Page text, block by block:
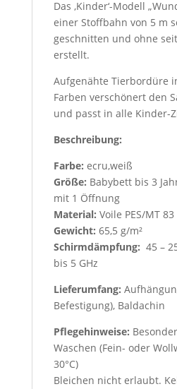
Das ‚Kinder‘-Modell
einer Stoffbahn von 5 m
geschnitten und ohne
erstellt.
Aufgenähte Tierbordüre
Farben verschönert den
und passt in alle Kinder-
Beschreibung:
Farbe: ecru,weiß
Größe: Babybett bis 3
mit 1 Öffnung
Material: Voile PES/MT 83
Gewicht: 65,5 g/m²
Schirmdämpfung: 45 –
bis 5 GHz
Lieferumfang:
Befestigung), Baldachin
Pflegehinweise:
Waschen (Fein- oder
30°C)
Bleichen nicht erlaubt.